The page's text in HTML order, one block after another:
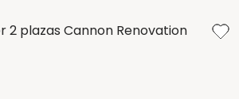
2 plazas Cannon Renovation